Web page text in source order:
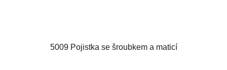
5009 Pojistka se šroubkem a maticí